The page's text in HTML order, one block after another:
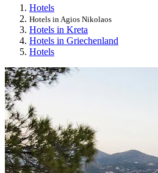
Hotels
Hotels in Agios Nikolaos
Hotels in Kreta
Hotels in Griechenland
Hotels